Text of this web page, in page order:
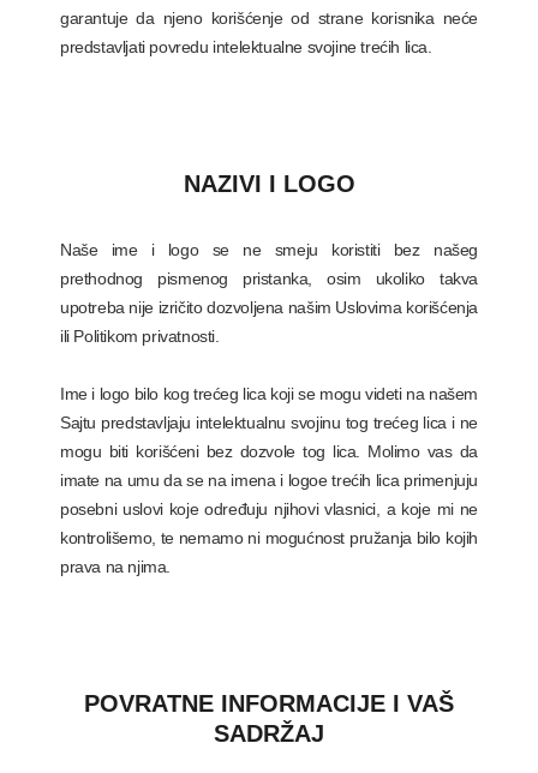
garantuje da njeno korišćenje od strane korisnika neće
predstavljati povredu intelektualne svojine trećih lica.
NAZIVI I LOGO
Naše ime i logo se ne smeju koristiti bez našeg
prethodnog pismenog pristanka, osim ukoliko takva
upotreba nije izričito dozvoljena našim Uslovima korišćenja
ili Politikom privatnosti.
Ime i logo bilo kog trećeg lica koji se mogu videti na našem
Sajtu predstavljaju intelektualnu svojinu tog trećeg lica i ne
mogu biti korišćeni bez dozvole tog lica. Molimo vas da
imate na umu da se na imena i logoe trećih lica primenjuju
posebni uslovi koje određuju njihovi vlasnici, a koje mi ne
kontrolišemo, te nemamo ni mogućnost pružanja bilo kojih
prava na njima.
POVRATNE INFORMACIJE I VAŠ
SADRŽAJ